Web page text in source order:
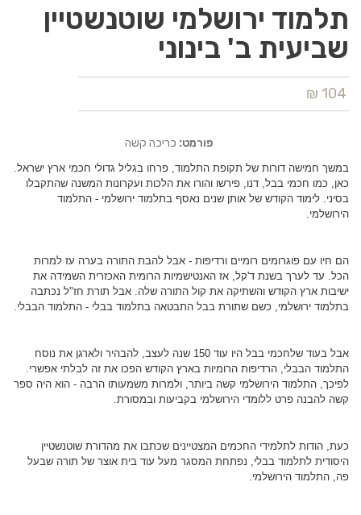
תלמוד ירושלמי שוטנשטיין
שביעית ב' בינוני
104 ₪
פורמט: כריכה קשה
במשך חמישה דורות של תקופת התלמוד, פרחו בגליל גדולי חכמי ארץ ישראל.
כאן, כמו חכמי בבל, דנו, פירשו והורו את הלכות ועקרונות המשנה שהתקבלו
בסיני. לימוד הקודש של אותן שנים נאסף בתלמוד ירושלמי - התלמוד
הירושלמי.
הם חיו עם פוגרומים רומיים ורדיפות - אבל להבת התורה בערה עז למרות
הכל. עד לערך בשנת ד'קל, אז האנטישמיות הרומית האכזרית השמידה את
ישיבות ארץ הקודש והשתיקה את קול התורה שלה. אבל תורת חז"ל נכתבה
בתלמוד ירושלמי, כשם שתורת בבל התבטאה בתלמוד בבלי - התלמוד הבבלי.
אבל בעוד שלחכמי בבל היו עוד 150 שנה לעצב, להבהיר ולארגן את נוסח
התלמוד הבבלי, הרדיפות הרומיות בארץ הקודש הפכו את זה לבלתי אפשרי.
לפיכך, התלמוד הירושלמי קשה ביותר, ולמרות משמעותו הרבה - הוא היה ספר
קשה להבנה פרט ללומדי הירושלמי בקביעות ובמסורת.
כעת, הודות לתלמידי החכמים המצטיינים שכתבו את מהדורת שוטנשטיין
היסודית לתלמוד בבלי, נפתחת המסגר מעל עוד בית אוצר של תורה שבעל
פה, התלמוד הירושלמי.